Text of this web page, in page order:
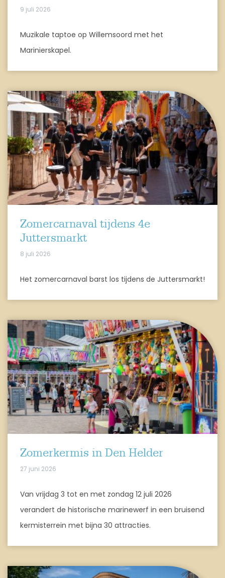
9 juli 2026
Muzikale taptoe op Willemsoord met het
Marinierskapel.
Zomercarnaval tijdens 4e
Juttersmarkt
8 juli 2026
Het zomercarnaval barst los tijdens de Juttersmarkt!
Zomerkermis in Den Helder
27 juni 2026
Van vrijdag 3 tot en met zondag 12 juli 2026
verandert de historische marinewerf in een bruisend
kermisterrein met bijna 30 attracties.